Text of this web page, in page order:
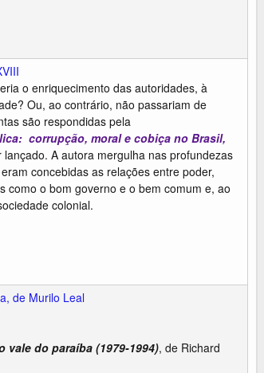
o enriquecimento das autoridades, à
Ou, ao contrário, não passariam de
são respondidas pela
corrupção, moral e cobiça no Brasil,
A autora mergulha nas profundezas
concebidas as relações entre poder,
como o bom governo e o bem comum e, ao
colonial.
de Murilo Leal
do paraíba (1979-1994), de Richard